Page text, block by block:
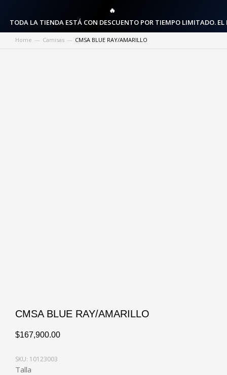
🔥
TODA LA TIENDA ESTÁ CON DESCUENTO POR TIEMPO LIMITADO.
You are here:
Home Camisas CMSA BLUE RAY/AMARILLO
CMSA BLUE RAY/AMARILLO
$167,900.00
SKU: 10123003
Talla